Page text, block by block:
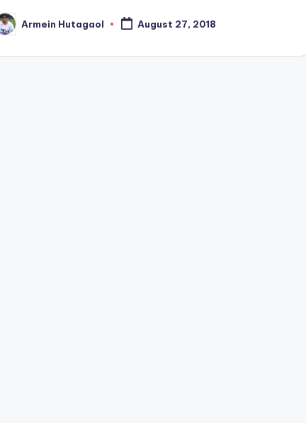
Armein Hutagaol August 27, 2018